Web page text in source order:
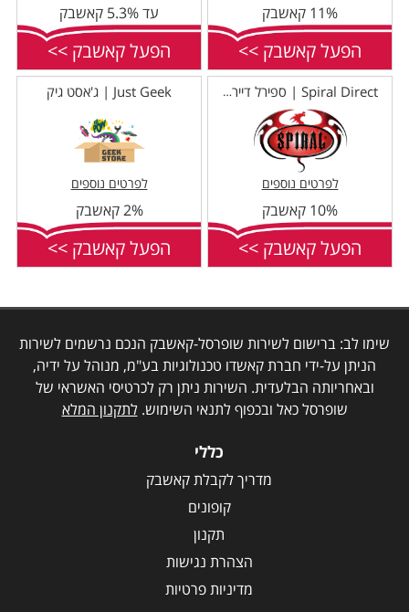
11% קאשבק
הפעל קאשבק >>
עד 5.3% קאשבק
הפעל קאשבק >>
Spiral Direct | ספירל דיירקט
לפרטים נוספים
10% קאשבק
הפעל קאשבק >>
Just Geek | ג'אסט גיק
לפרטים נוספים
2% קאשבק
הפעל קאשבק >>
שימו לב: ברישום לשירות שופרסל-קאשבק הנכם נרשמים לשירות
הניתן על-ידי חברת קאשדו טכנולוגיות בע"מ, מנוהל על ידיה,
ובאחריותה הבלעדית. השירות ניתן רק לכרטיסי האשראי של
שופרסל כאל ובכפוף לתנאי השימוש.לתקנון המלא
כללי
מדריך לקבלת קאשבק
קופונים
תקנון
הצהרת נגישות
מדיניות פרטיות